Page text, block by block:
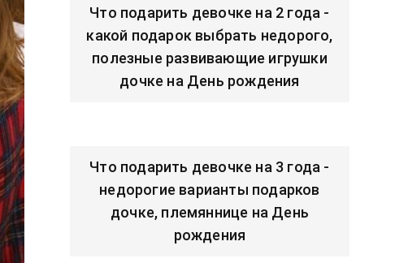
Что подарить девочке на 2 года -
какой подарок выбрать недорого,
полезные развивающие игрушки
дочке на День рождения
Что подарить девочке на 3 года -
недорогие варианты подарков
дочке, племяннице на День
рождения